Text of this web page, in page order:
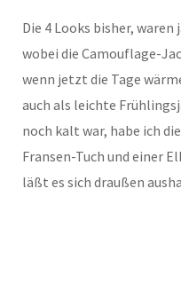
Die 4 Looks bisher,
wobei die Camouflage-
wenn jetzt die Tage
auch als leichte
noch kalt war, habe ich
Fransen-Tuch und einer
läßt es sich draußen